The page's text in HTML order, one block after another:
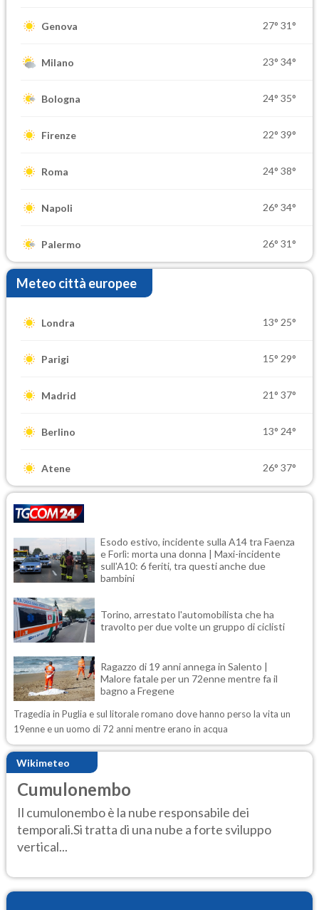
Genova 27° 31°
Milano 23° 34°
Bologna 24° 35°
Firenze 22° 39°
Roma 24° 38°
Napoli 26° 34°
Palermo 26° 31°
Meteo città europee
Londra 13° 25°
Parigi 15° 29°
Madrid 21° 37°
Berlino 13° 24°
Atene 26° 37°
Esodo estivo, incidente sulla A14 tra Faenza
e Forlì: morta una donna | Maxi-incidente
sull'A10: 6 feriti, tra questi anche due
bambini
Torino, arrestato l'automobilista che ha
travolto per due volte un gruppo di ciclisti
Ragazzo di 19 anni annega in Salento |
Malore fatale per un 72enne mentre fa il
bagno a Fregene
Tragedia in Puglia e sul litorale romano dove hanno perso la vita un
19enne e un uomo di 72 anni mentre erano in acqua
Wikimeteo
Cumulonembo
Il cumulonembo è la nube responsabile dei
temporali.Si tratta di una nube a forte sviluppo
vertical...